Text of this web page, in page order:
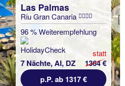
Las Palmas
Riu Gran Canaria
96 % Weiterempfehlung
7 Nächte, AI, DZ
statt
1364 €
p.P. ab 1317 €